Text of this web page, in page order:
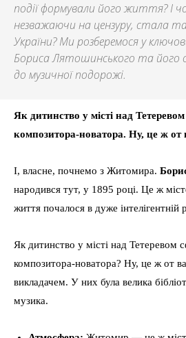
події формували його життя? І
незважаючи на цензуру, стала
України? Ми розберемося у
Бориса Лятошинського та його
до музичної подорожі.
Як дитинство у місті над
композитора-новатора. Ну, це ж от
І, власне, почнемо з Житомира.
народився тут, у 1895 році. Це ж
життя почалося в дуже інтелігентній
Як дитинство у місті над Тетеревом
композитора-новатора? Ну, це ж от
викладачем. У них була велика
музика.